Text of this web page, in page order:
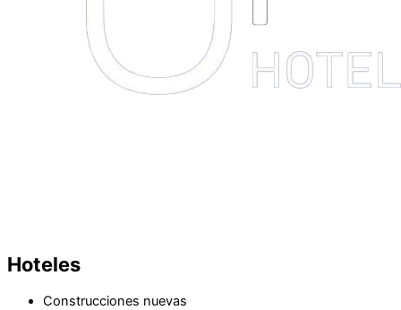
Hoteles
Construcciones nuevas